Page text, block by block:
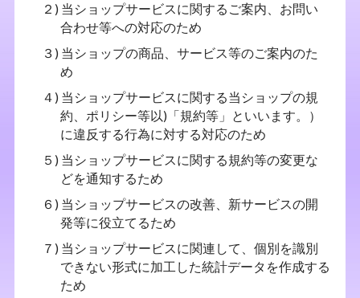
２) 当ショップサービスに関するご案内、お問い
合わせ等への対応のため
３) 当ショップの商品、サービス等のご案内のた
め
４) 当ショップサービスに関する当ショップの規
約、ポリシー等以)「規約等」といいます。）
に違反する行為に対する対応のため
５) 当ショップサービスに関する規約等の変更な
どを通知するため
６) 当ショップサービスの改善、新サービスの開
発等に役立てるため
７) 当ショップサービスに関連して、個別を識別
できない形式に加工した統計データを作成する
ため